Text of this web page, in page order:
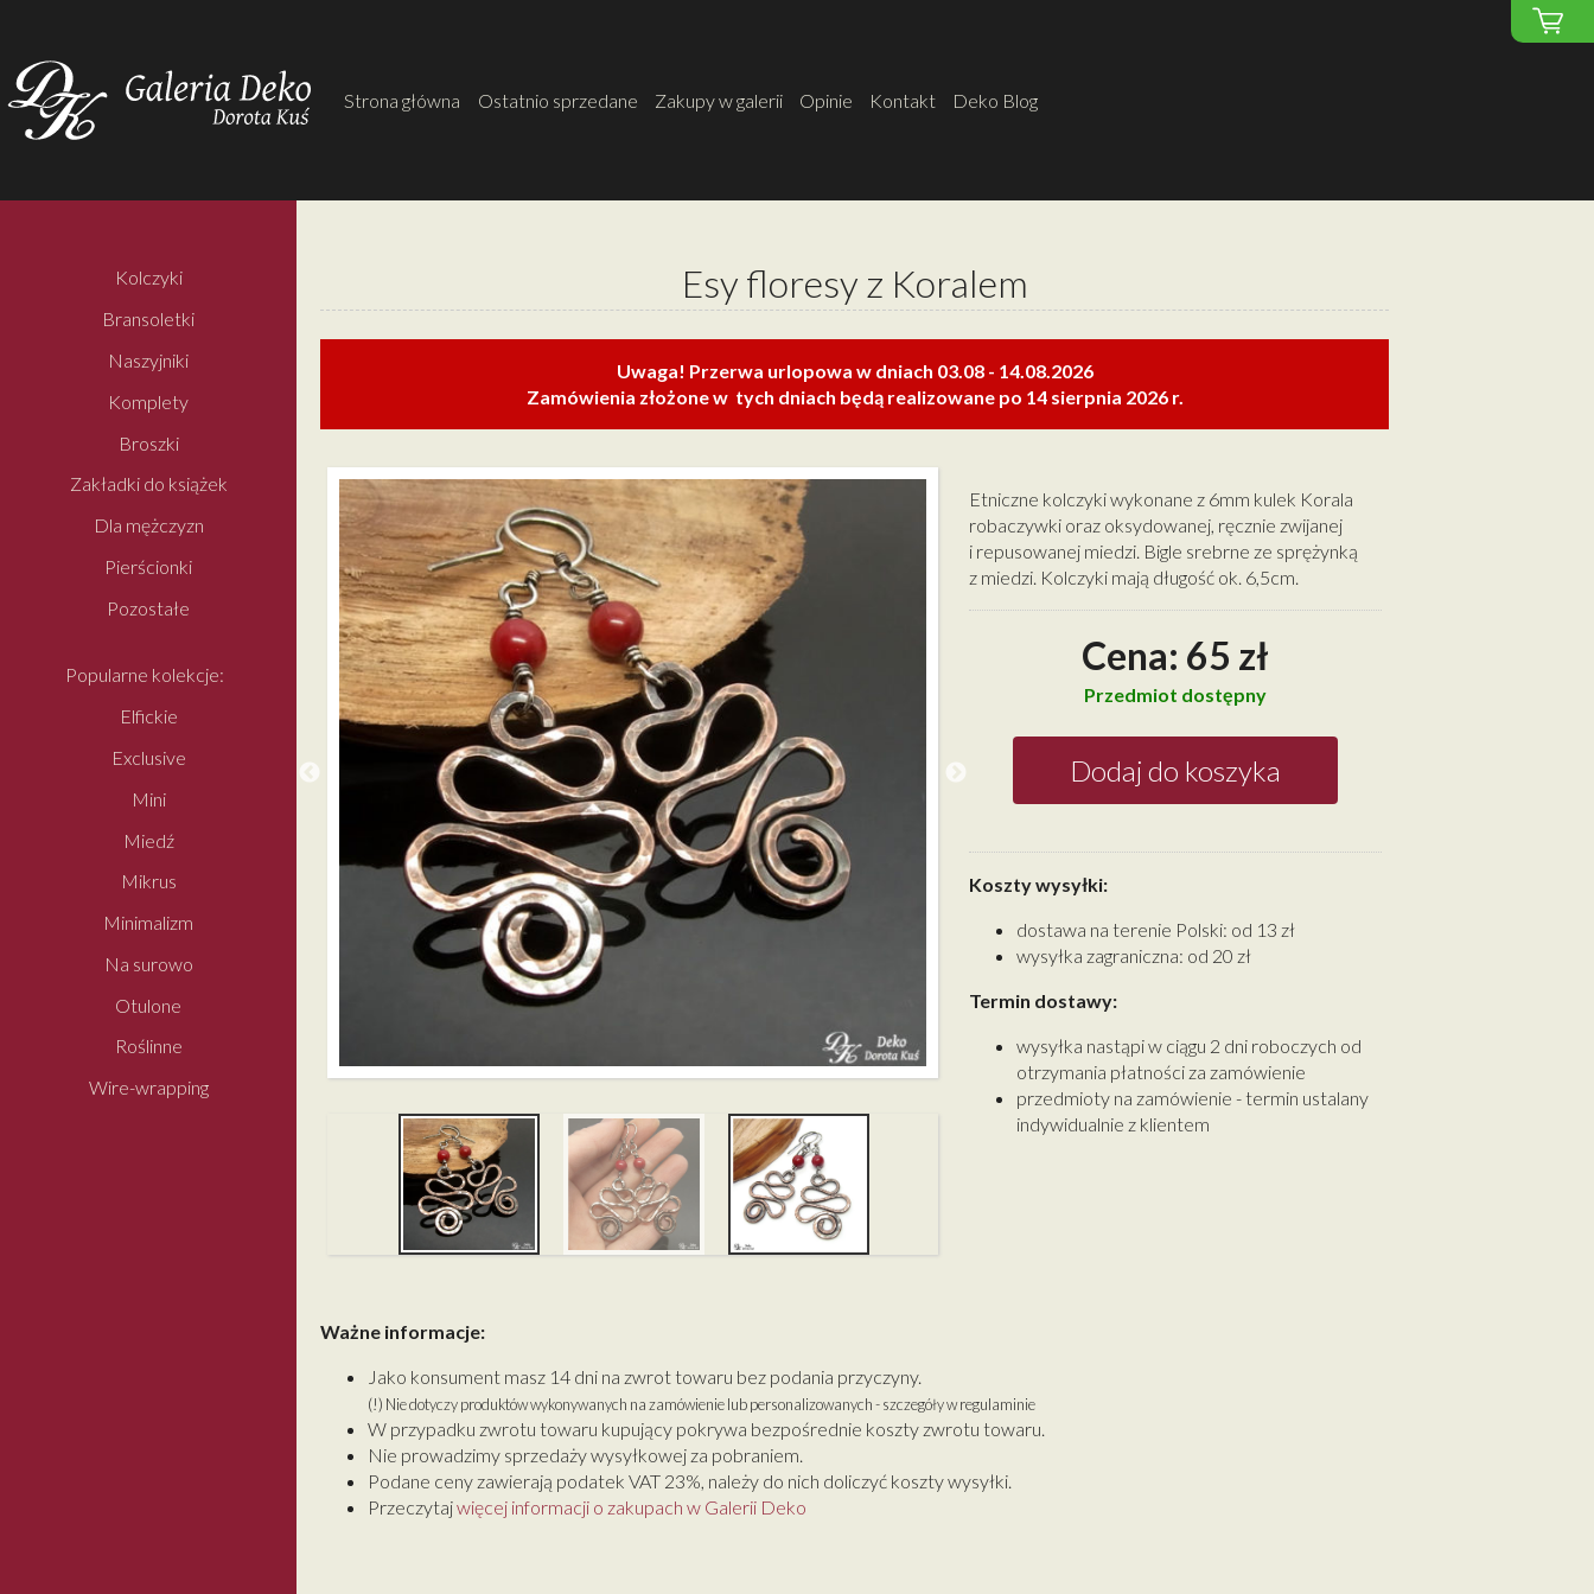
Strona główna Ostatnio sprzedane Zakupy w galerii Opinie Kontakt Deko Blog
Kolczyki
Bransoletki
Naszyjniki
Komplety
Broszki
Zakładki do książek
Dla mężczyzn
Pierścionki
Pozostałe
Popularne kolekcje:
Elfickie
Exclusive
Mini
Miedź
Mikrus
Minimalizm
Na surowo
Otulone
Roślinne
Wire-wrapping
Esy floresy z Koralem
Uwaga! Przerwa urlopowa w dniach 03.08 - 14.08.2026
Zamówienia złożone w tych dniach będą realizowane po 14 sierpnia 2026 r.
Etniczne kolczyki wykonane z 6mm kulek Korala
robaczywki oraz oksydowanej, ręcznie zwijanej
i repusowanej miedzi. Bigle srebrne ze sprężynką
z miedzi. Kolczyki mają długość ok. 6,5cm.
Cena: 65 zł
Przedmiot dostępny
Dodaj do koszyka
Koszty wysyłki:
dostawa na terenie Polski: od 13 zł
wysyłka zagraniczna: od 20 zł
Termin dostawy:
wysyłka nastąpi w ciągu 2 dni roboczych od
otrzymania płatności za zamówienie
przedmioty na zamówienie - termin ustalany
indywidualnie z klientem
Ważne informacje:
Jako konsument masz 14 dni na zwrot towaru bez podania przyczyny.
(!) Nie dotyczy produktów wykonywanych na zamówienie lub personalizowanych - szczegóły w regulaminie
W przypadku zwrotu towaru kupujący pokrywa bezpośrednie koszty zwrotu towaru.
Nie prowadzimy sprzedaży wysyłkowej za pobraniem.
Podane ceny zawierają podatek VAT 23%, należy do nich doliczyć koszty wysyłki.
Przeczytajwięcej informacji o zakupach w Galerii Deko